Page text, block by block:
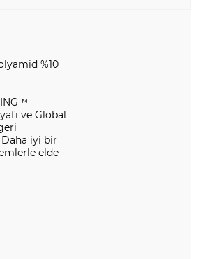
%10
ve Global
iyi bir
elde